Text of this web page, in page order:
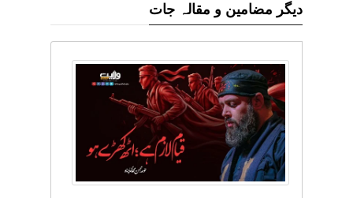
دیگر مضامین و مقالہ جات